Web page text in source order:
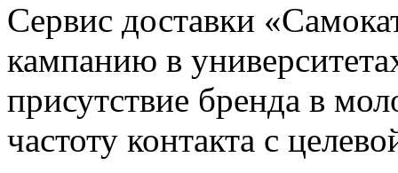
Сервис доставки
кампанию в
присутствие бренда в
частоту контакта с